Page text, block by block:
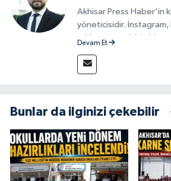
Akhisar Press Haber'in
yöneticisidir.
reklam vermek için
Devam Et
Bunlar da ilginizi çekebilir